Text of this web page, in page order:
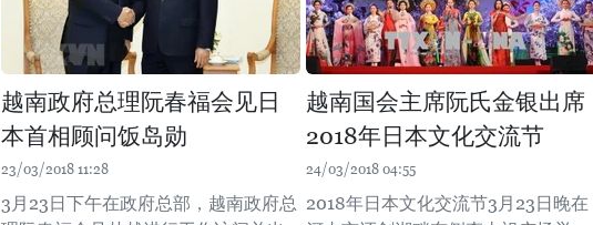
越南政府总理阮春福会见日
本首相顾问饭岛勋
23/03/2018 11:28
3月23日下午在政府总部，越南政府总
越南国会主席阮氏金银出席
2018年日本文化交流节
24/03/2018 04:55
2018年日本文化交流节3月23日晚在